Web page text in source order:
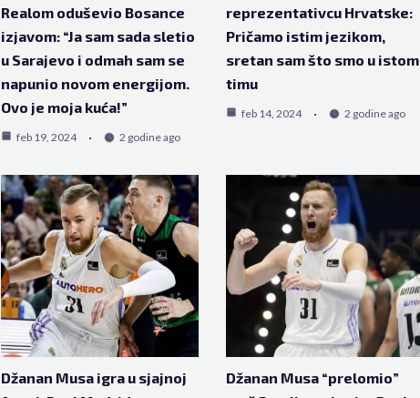
Realom oduševio Bosance
izjavom: “Ja sam sada sletio
u Sarajevo i odmah sam se
napunio novom energijom.
Ovo je moja kuća!”
feb 19, 2024 2 godine ago
reprezentativcu Hrvatske:
Pričamo istim jezikom,
sretan sam što smo u istom
timu
feb 14, 2024 2 godine ago
Džanan Musa igra u sjajnoj
Džanan Musa “prelomio”